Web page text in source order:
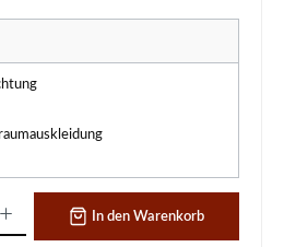
In den Warenkorb